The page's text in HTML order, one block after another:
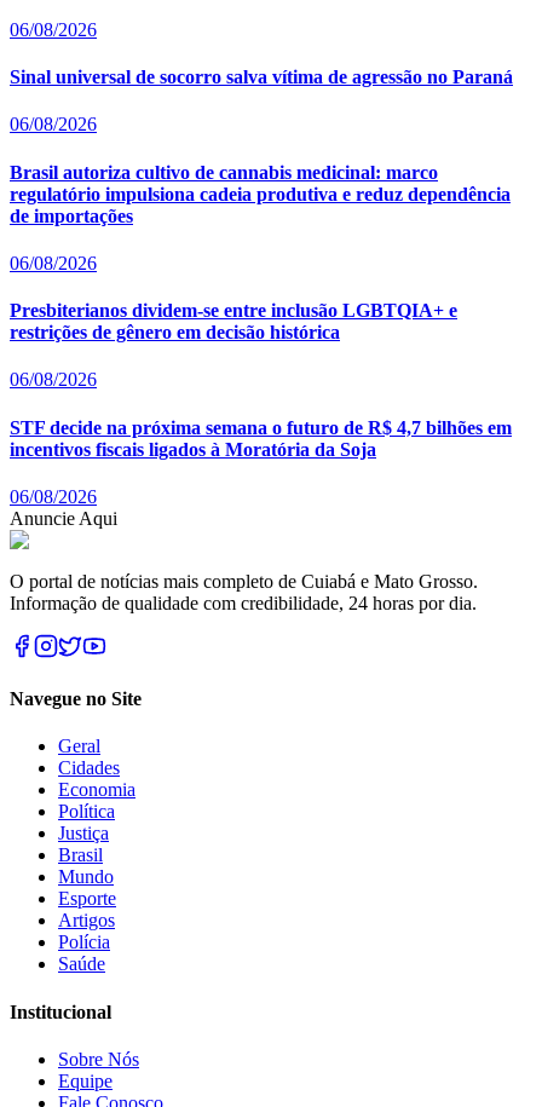
06/08/2026
Sinal universal de socorro salva vítima de agressão no Paraná
06/08/2026
Brasil autoriza cultivo de cannabis medicinal: marco
regulatório impulsiona cadeia produtiva e reduz dependência
de importações
06/08/2026
Presbiterianos dividem-se entre inclusão LGBTQIA+ e
restrições de gênero em decisão histórica
06/08/2026
STF decide na próxima semana o futuro de R$ 4,7 bilhões em
incentivos fiscais ligados à Moratória da Soja
06/08/2026
Anuncie Aqui
O portal de notícias mais completo de Cuiabá e Mato Grosso.
Informação de qualidade com credibilidade, 24 horas por dia.
Navegue no Site
Geral
Cidades
Economia
Política
Justiça
Brasil
Mundo
Esporte
Artigos
Polícia
Saúde
Institucional
Sobre Nós
Equipe
Fale Conosco